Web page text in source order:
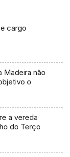
cargo
Madeira não
o
a vereda
do Terço